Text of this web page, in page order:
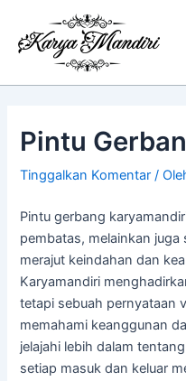
konten
Pintu
Tinggalkan Komentar /
Pintu gerbang
pembatas, melainkan
merajut keindahan dan
Karyamandiri
tetapi sebuah pernyataan
memahami keanggunan
jelajahi lebih dalam
setiap masuk dan keluar